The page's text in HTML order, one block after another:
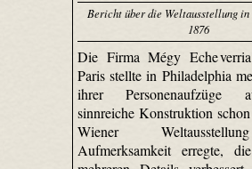
Bericht über die Weltausstellung
1876
Die Firma Mégy Eche
Paris stellte in Philadelphia
ihrer Personenaufzüge
sinnreiche Konstruktion
Wiener
Aufmerksamkeit erregte,